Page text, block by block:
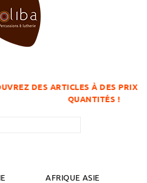
À DES PRIX DÉGRESSIFS
AFRIQUE ASIE